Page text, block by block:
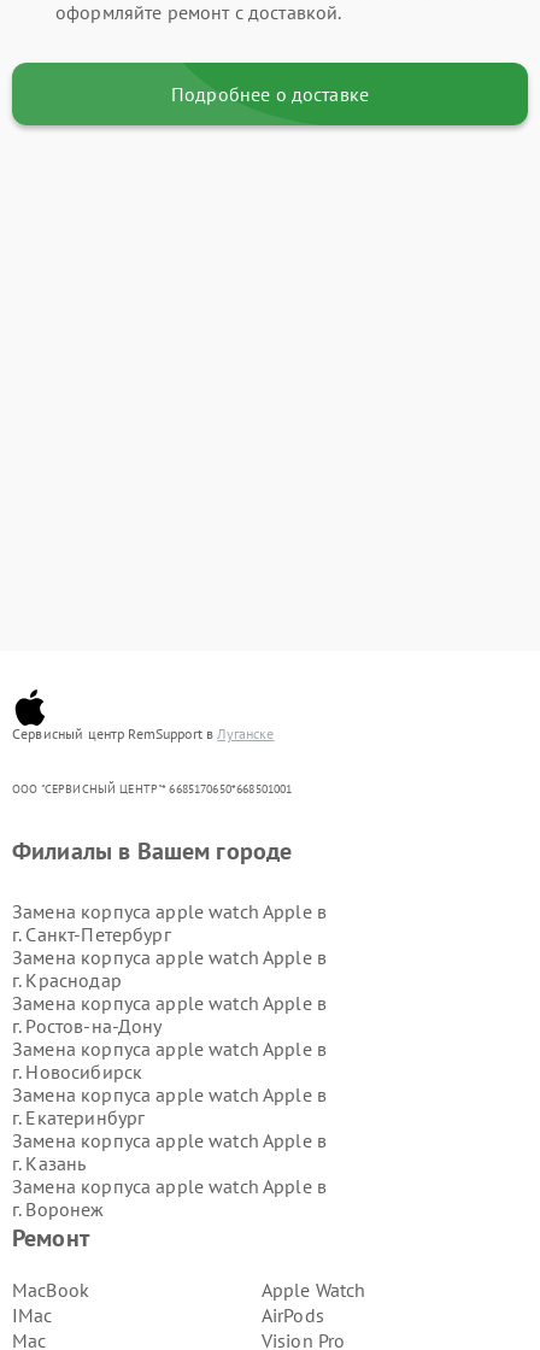
оформляйте ремонт с доставкой.
Подробнее о доставке
Сервисный центр RemSupport вЛуганске
ООО "СЕРВИСНЫЙ ЦЕНТР"* 6685170650*668501001
Ремонт
MacBook
IMac
Mac
Apple Watch
AirPods
Vision Pro
Филиалы в Вашем городе
Замена корпуса apple watch Apple в
г. Санкт-Петербург
Замена корпуса apple watch Apple в
г. Краснодар
Замена корпуса apple watch Apple в
г. Ростов-на-Дону
Замена корпуса apple watch Apple в
г. Новосибирск
Замена корпуса apple watch Apple в
г. Екатеринбург
Замена корпуса apple watch Apple в
г. Казань
Замена корпуса apple watch Apple в
г. Воронеж
Замена корпуса apple watch Apple в
Замена корпуса apple watch Apple в
г.Самара
Замена корпуса apple watch Apple в